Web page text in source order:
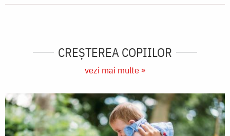
CREŞTEREA COPIILOR
vezi mai multe »